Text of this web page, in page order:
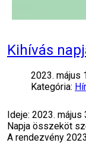
Kihívás
2023. május
Kategória:
Ideje: 2023.
Napja összeköt
A rendezvény